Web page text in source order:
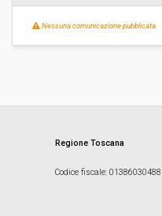
Nessuna comunicazione pubblicata
Regione Toscana
Codice fiscale: 01386030488